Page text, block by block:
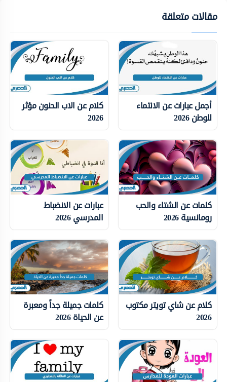
مقالات متعلقة
أجمل عبارات عن الانتماء
للوطن 2026
كلام عن الاب الحنون مؤثر
2026
كلمات عن الشتاء والحب
رومانسية 2026
عبارات عن الانضباط
المدرسي 2026
كلام عن شاي تويتر مكتوب
2026
كلمات جميلة جداً ومعبرة
عن الحياة 2026